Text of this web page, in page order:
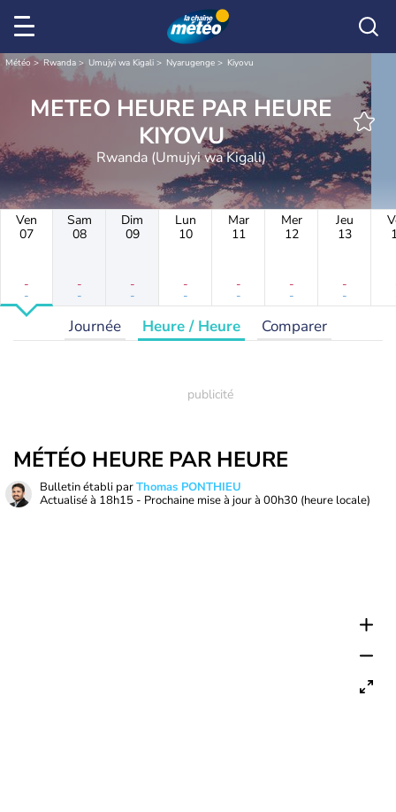
Météo Rwanda Umujyi wa Kigali Nyarugenge Kiyovu
METEO HEURE PAR HEURE
KIYOVU
Rwanda (Umujyi wa Kigali)
Ven
07
-
-
Sam
08
-
-
Dim
09
-
-
Lun
10
-
-
Mar
11
-
-
Mer
12
-
-
Jeu
13
-
-
Journée Heure / Heure Comparer
MÉTÉO HEURE PAR HEURE
Bulletin établi parThomas PONTHIEU
Actualisé à 18h15 - Prochaine mise à jour à 00h30 (heure locale)